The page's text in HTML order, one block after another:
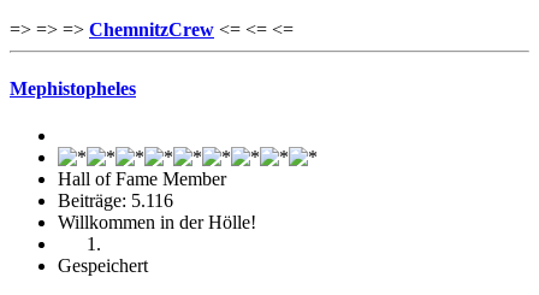
=> => => ChemnitzCrew <= <= <=
Mephistopheles
Hall of Fame Member
Beiträge: 5.116
Willkommen in der Hölle!
Gespeichert